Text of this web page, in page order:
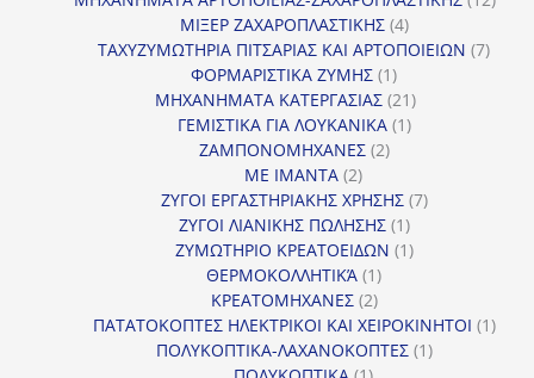
ΜΙΞΕΡ ΖΑΧΑΡΟΠΛΑΣΤΙΚΗΣ 44
προϊόντα
ΤΑΧΥΖΥΜΩΤΗΡΙΑ ΠΙΤΣΑΡΙΑΣ ΚΑΙ ΑΡΤΟΠΟΙΕΙΩΝ 77
ΦΟΡΜΑΡΙΣΤΙΚΑ ΖΥΜΗΣ 11
προϊόν
ΜΗΧΑΝΗΜΑΤΑ ΚΑΤΕΡΓΑΣΙΑΣ 2121
προϊόντα
ΓΕΜΙΣΤΙΚΑ ΓΙΑ ΛΟΥΚΑΝΙΚΑ 11
ΖΑΜΠΟΝΟΜΗΧΑΝΕΣ 22
ΜΕ ΙΜΑΝΤΑ 22
προϊόντα
ΖΥΓΟΙ ΕΡΓΑΣΤΗΡΙΑΚΗΣ ΧΡΗΣΗΣ 77
ΖΥΓΟΙ ΛΙΑΝΙΚΗΣ ΠΩΛΗΣΗΣ 11
προϊόν
ΖΥΜΩΤΗΡΙΟ ΚΡΕΑΤΟΕΙΔΩΝ 11
ΘΕΡΜΟΚΟΛΛΗΤΙΚΆ 11
προϊόν
ΚΡΕΑΤΟΜΗΧΑΝΕΣ 22
προϊόντα
ΠΑΤΑΤΟΚΟΠΤΕΣ ΗΛΕΚΤΡΙΚΟΙ ΚΑΙ ΧΕΙΡΟΚΙΝΗΤΟΙ 11
ΠΟΛΥΚΟΠΤΙΚΑ-ΛΑΧΑΝΟΚΟΠΤΕΣ 11